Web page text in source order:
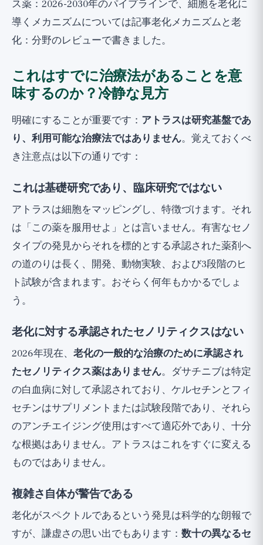
ス薬：2026-2030年のパイプラインで、細胞を老化に
導くメカニズムについては記事老化メカニズムと老
化：分野のレビューで書きました。
これはすでに治療法があることを意
味するのか？冷静な見方
明確にすることが重要です： アトラスは研究基盤であ
り、利用可能な治療法ではありません。覚えておくべ
き注意点は以下の通りです：
これは基礎研究であり、臨床研究ではない
アトラスは細胞をマッピングし、特徴づけます。それ
は「この薬を服用せよ」とは言いません。有害なセノ
タイプの発見からそれを標的とする承認された薬剤へ
の道のりは長く、開発、動物実験、および3段階のヒ
ト試験が含まれます。おそらく何年もかかるでしょ
う。
老化に対する承認されたセノリティクスはない
2026年現在、 老化の一般的な治療のために承認され
たセノリティクス薬はありません。ダサチニブは特定
の白血病に対して承認されており、ケルセチンとフィ
セチンはサプリメントまたは試験段階であり、それら
のアンチエイジング使用はすべて適応外であり、十分
な根拠はありません。アトラスはこれをすぐに変える
ものではありません。
複雑さ自体が警告である
老化がスペクトルであるという発見は科学的な朗報で
すが、謙虚さの思い出でもあります： 数十の異なるセ